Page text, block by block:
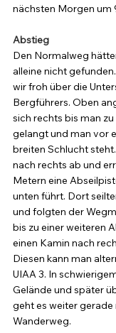
nächsten Morgen um
Abstieg
Den Normalweg
alleine nicht
wir froh über die
Bergführers. Oben
sich rechts bis man
gelangt und man vor
breiten Schlucht
nach rechts ab und
Metern eine
unten führt. Dort
und folgten der
bis zu einer weiteren
einen Kamin nach
Diesen kann man
UIAA 3. In
Gelände und später
geht es weiter gerade
Wanderweg.